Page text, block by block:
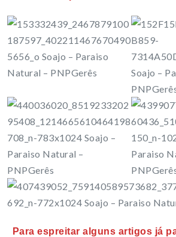
Para espreitar alguns artigos já